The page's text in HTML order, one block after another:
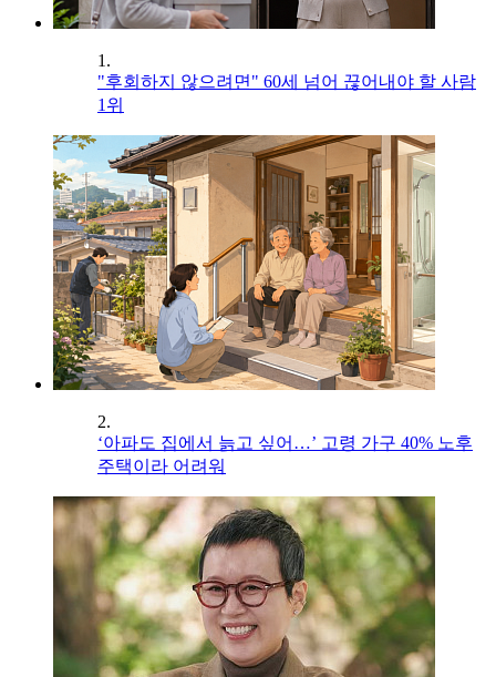
1.
"후회하지 않으려면" 60세 넘어 끊어내야 할 사람
1위
2.
‘아파도 집에서 늙고 싶어…’ 고령 가구 40% 노후
주택이라 어려워